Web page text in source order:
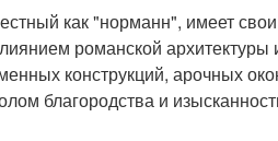
как "норманн", имеет
романской архитектуры
конструкций, арочных
благородства и